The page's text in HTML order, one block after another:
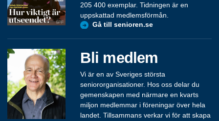
205 400 exemplar. Tidningen är en
uppskattad medlemsförmån.
Gå till senioren.se
Bli medlem
Vi är en av Sveriges största
seniororganisationer. Hos oss delar du
gemenskapen med närmare en kvarts
miljon medlemmar i föreningar över hela
landet. Tillsammans verkar vi för att skapa